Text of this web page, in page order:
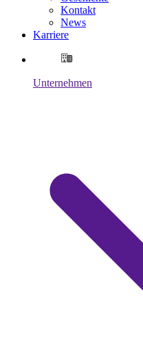
Kontakt
News
Karriere
Unternehmen